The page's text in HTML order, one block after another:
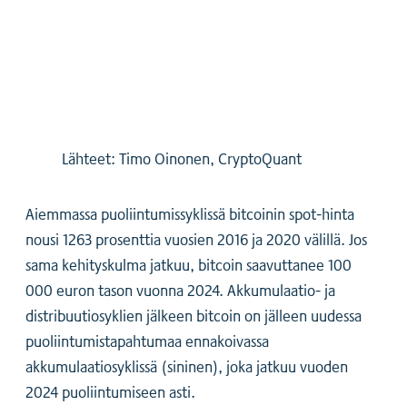
Lähteet: Timo Oinonen, CryptoQuant
Aiemmassa puoliintumissyklissä bitcoinin spot-hinta
nousi 1263 prosenttia vuosien 2016 ja 2020 välillä. Jos
sama kehityskulma jatkuu, bitcoin saavuttanee 100
000 euron tason vuonna 2024. Akkumulaatio- ja
distribuutiosyklien jälkeen bitcoin on jälleen uudessa
puoliintumistapahtumaa ennakoivassa
akkumulaatiosyklissä (sininen), joka jatkuu vuoden
2024 puoliintumiseen asti.